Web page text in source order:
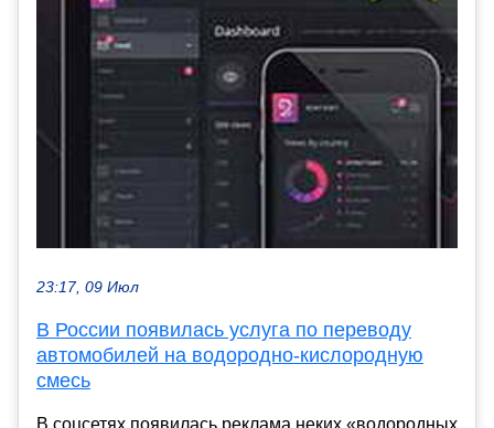
23:17, 09 Июл
В России появилась услуга по переводу
автомобилей на водородно-кислородную
смесь
В соцсетях появилась реклама неких «водородных